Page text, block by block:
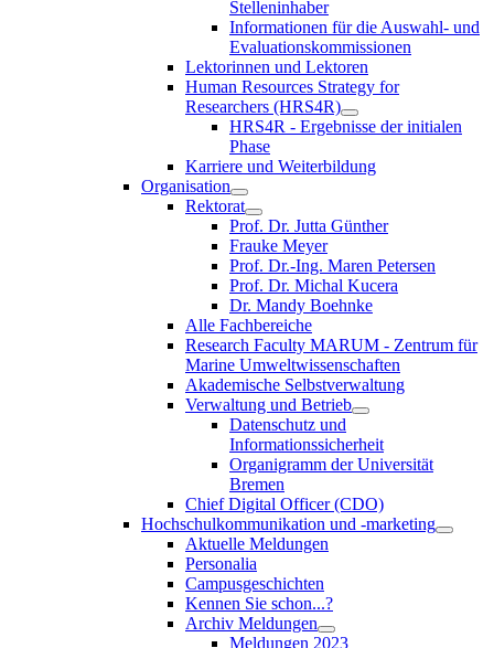
Stelleninhaber
Informationen für die Auswahl- und
Evaluationskommissionen
Lektorinnen und Lektoren
Human Resources Strategy for
Researchers (HRS4R)
HRS4R - Ergebnisse der initialen
Phase
Karriere und Weiterbildung
Organisation
Rektorat
Prof. Dr. Jutta Günther
Frauke Meyer
Prof. Dr.-Ing. Maren Petersen
Prof. Dr. Michal Kucera
Dr. Mandy Boehnke
Alle Fachbereiche
Research Faculty MARUM - Zentrum für
Marine Umweltwissenschaften
Akademische Selbstverwaltung
Verwaltung und Betrieb
Datenschutz und
Informationssicherheit
Organigramm der Universität
Bremen
Chief Digital Officer (CDO)
Hochschulkommunikation und -marketing
Aktuelle Meldungen
Personalia
Campusgeschichten
Kennen Sie schon...?
Archiv Meldungen
Meldungen 2023